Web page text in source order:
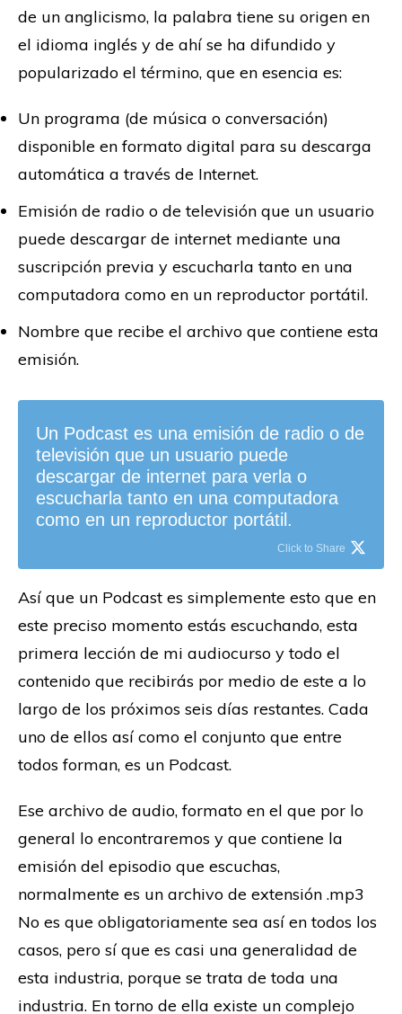
de un anglicismo, la palabra tiene su origen en
el idioma inglés y de ahí se ha difundido y
popularizado el término, que en esencia es:
Un programa (de música o conversación)
disponible en formato digital para su descarga
automática a través de Internet.
Emisión de radio o de televisión que un usuario
puede descargar de internet mediante una
suscripción previa y escucharla tanto en una
computadora como en un reproductor portátil.
Nombre que recibe el archivo que contiene esta
emisión.
Un Podcast es una emisión de radio o de
televisión que un usuario puede
descargar de internet para verla o
escucharla tanto en una computadora
como en un reproductor portátil.
Click to Share
Así que un Podcast es simplemente esto que en
este preciso momento estás escuchando, esta
primera lección de mi audiocurso y todo el
contenido que recibirás por medio de este a lo
largo de los próximos seis días restantes. Cada
uno de ellos así como el conjunto que entre
todos forman, es un Podcast.
Ese archivo de audio, formato en el que por lo
general lo encontraremos y que contiene la
emisión del episodio que escuchas,
normalmente es un archivo de extensión .mp3
No es que obligatoriamente sea así en todos los
casos, pero sí que es casi una generalidad de
esta industria, porque se trata de toda una
industria. En torno de ella existe un complejo